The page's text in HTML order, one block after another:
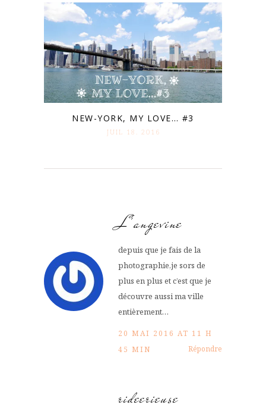
NEW-YORK, MY LOVE… #3
JUIL 18. 2016
L'angevine
depuis que je fais de la
photographie,je sors de
plus en plus et c’est que je
découvre aussi ma ville
entièrement…
20 MAI 2016 AT 11 H
45 MIN
Répondre
rideerieuse